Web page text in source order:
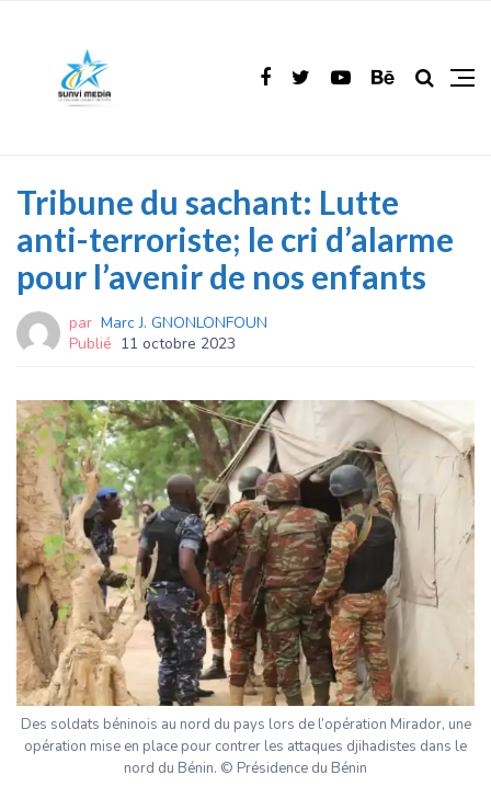
Tribune du sachant: Lutte
anti-terroriste; le cri d’alarme
pour l’avenir de nos enfants
par Marc J. GNONLONFOUN
Publié 11 octobre 2023
Des soldats béninois au nord du pays lors de l’opération Mirador, une
opération mise en place pour contrer les attaques djihadistes dans le
nord du Bénin. © Présidence du Bénin